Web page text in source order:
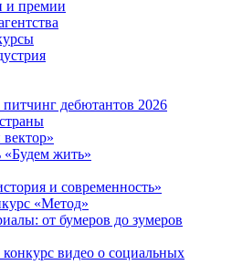
и премии
дебютантов 2026
жить»
и современность»
«Метод»
от бумеров до зумеров
видео о социальных